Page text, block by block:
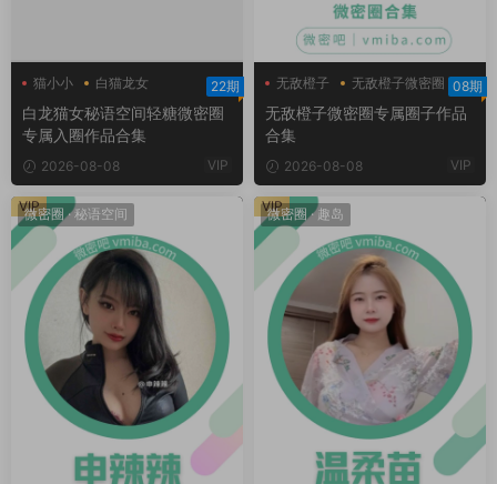
猫小小
白猫龙女
白猫龙女轻糖乐园
22期
白龙猫女秘语空间轻糖微密圈
专属入圈作品合集
2026-08-08 VIP
无敌橙子 无敌橙子微密圈 08期
无敌橙子微密圈专属圈子作品
合集
2026-08-08 VIP
微密圈·秘语空间
VIP 微密圈·趣岛
VIP